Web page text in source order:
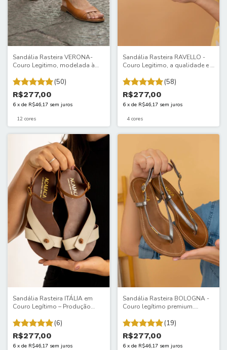
Sandália Rasteira VERONA-
Couro Legitimo, modelada à
qualidade impressiona.674ITA
(50)
R$277,00
6 x de R$46,17 sem juros
12 cores
Sandália Rasteira RAVELLO -
Couro Legitimo, a qualidade e o
900/ITA
(58)
R$277,00
6 x de R$46,17 sem juros
4 cores
Sandália Rasteira ITÁLIA em
Couro Legítimo – Produção
Palmilha em Couro | Ref. 910ITA
(6)
R$277,00
6 x de R$46,17 sem juros
Sandália Rasteira BOLOGNA -
Couro legítimo premium.
com leveza.175ITA
(19)
R$277,00
6 x de R$46,17 sem juros